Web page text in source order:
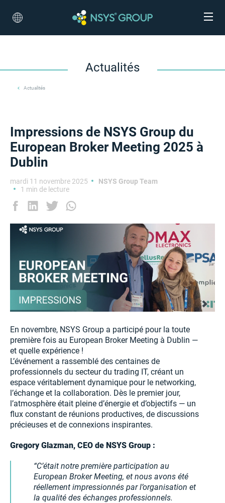
Actualités
Actualités
Impressions de NSYS Group du
European Broker Meeting 2025 à
Dublin
mardi 11 novembre 2025
NSYS Group Team
1 min de lecture
En novembre, NSYS Group a participé pour la toute
première fois au European Broker Meeting à Dublin —
et quelle expérience !
L’événement a rassemblé des centaines de
professionnels du secteur du trading IT, créant un
espace véritablement dynamique pour le networking,
l’échange et la collaboration. Dès le premier jour,
l’atmosphère était pleine d’énergie et d’objectifs — un
flux constant de réunions productives, de discussions
précieuses et de connexions inspirantes.
Gregory Glazman, CEO de NSYS Group :
C’était notre première participation au
European Broker Meeting, et nous avons été
réellement impressionnés par l’organisation et
la qualité des échanges professionnels.